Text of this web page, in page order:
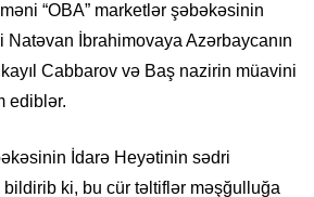
“OBA” marketlər şəbəkəsinin
Natəvan İbrahimovaya Azərbaycanın
Cabbarov və Baş nazirin müavini
ediblər.
İdarə Heyətinin sədri
ki, bu cür təltiflər məşğulluğa